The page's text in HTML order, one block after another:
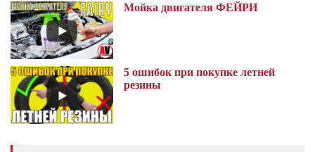
Мойка двигателя ФЕЙРИ
5 ошибок при покупке летней
резины